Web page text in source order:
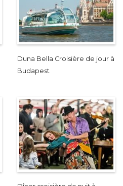
Duna Bella Croisière de jour à
Budapest